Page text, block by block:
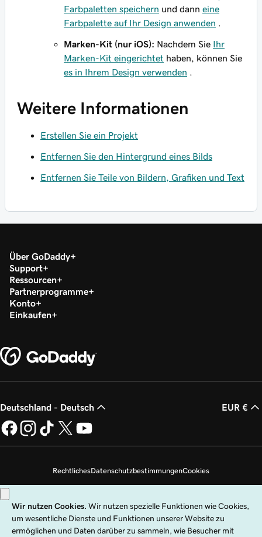
Farbpaletten speichern und dann eine
Farbpalette auf Ihr Design anwenden
Marken-Kit (nur iOS): Nachdem Sie Ihr
Marken-Kit eingerichtet haben, können Sie
es in Ihrem Design verwenden
Weitere Informationen
Erstellen Sie ein Projekt
Entfernen Sie den Hintergrund eines Bilds
Entfernen Sie Teile von Bildern, Grafiken und Text
Über GoDaddy
Support
Ressourcen
Partnerprogramme
Konto
Einkaufen
Deutschland - Deutsch EUR €
RechtlichesDatenschutzbestimmungenCookies
Copyright © 1999 – 2026 GoDaddy Operating Company, LLC. Alle Rechte
vorbehalten. Die Wortmarke GoDaddy ist eine eingetragene Marke von